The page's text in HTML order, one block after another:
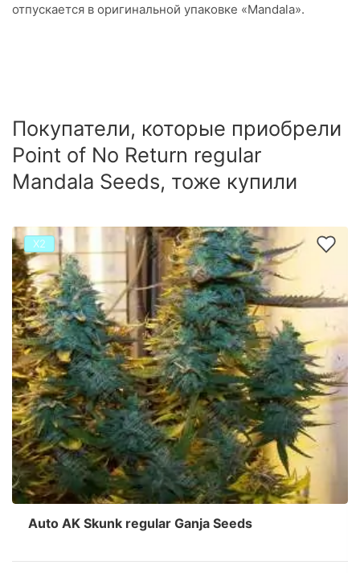
отпускается в оригинальной упаковке «Mandala».
Покупатели, которые приобрели
Point of No Return regular
Mandala Seeds, тоже купили
Х2
Auto AK Skunk regular Ganja Seeds